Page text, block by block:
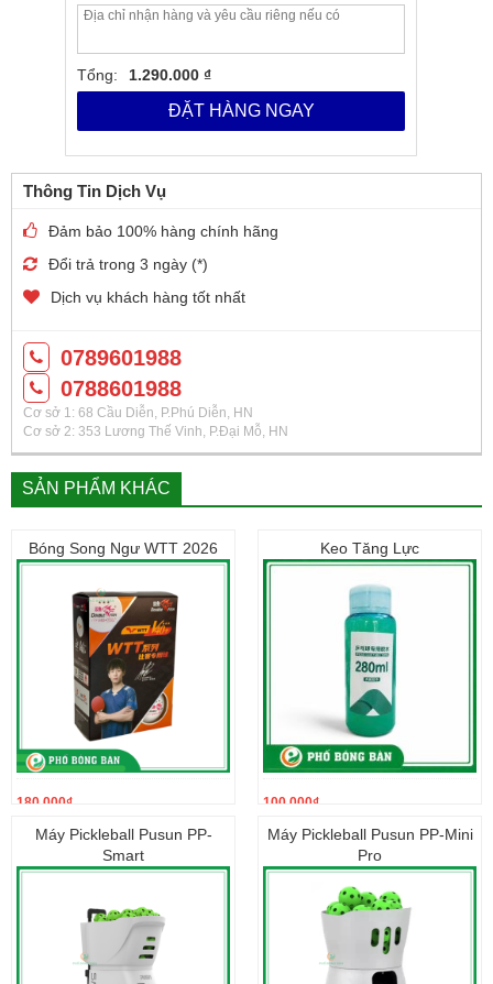
Bongbangiatot.vn là một trong những Website hàng đầu
Việt Nam chuyên cung cấp sản phẩm dụng cụ bóng bàn.
hàng đúng chất lượng có bảo hành đầy đủ.
______________________________
Http://bongbangiatot.vn
#CN1_Hà_nội: Số 68 Cầu Diễn – Phúc Diễn – Bắc Từ
Liêm (cạnh UBND phường Phúc Diễn) (0788.601988)
Từ Liêm (0789.601988)
Tổng: 1.290.000 ₫
ĐẶT HÀNG NGAY
Thông Tin Dịch Vụ
Đảm bảo 100% hàng chính hãng
Đổi trả trong 3 ngày (*)
Dịch vụ khách hàng tốt nhất
0789601988
0788601988
Cơ sở 1: 68 Cầu Diễn, P.Phú Diễn, HN
Cơ sở 2: 353 Lương Thế Vinh, P.Đại Mỗ, HN
SẢN PHẨM KHÁC
Bóng Song Ngư WTT 2026
180.000₫
Keo Tăng Lực
100.000₫
Máy Pickleball Pusun PP-
Smart
Máy Pickleball Pusun PP-Mini
Pro